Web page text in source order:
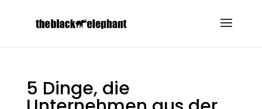
5 Dinge, die